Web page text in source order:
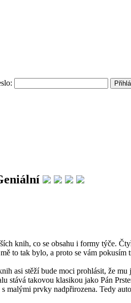
knih, co se obsahu i formy týče.
to tak bylo, a proto se vám pokusím
asi stěží bude moci prohlásit, že
stává takovou klasikou jako Pán
malými prvky nadpřirozena. Tedy